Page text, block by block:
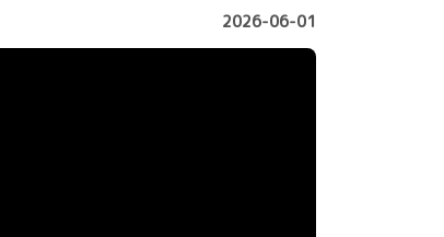
2026-06-01